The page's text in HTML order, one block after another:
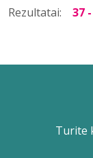
Rezultatai: 37
Turite